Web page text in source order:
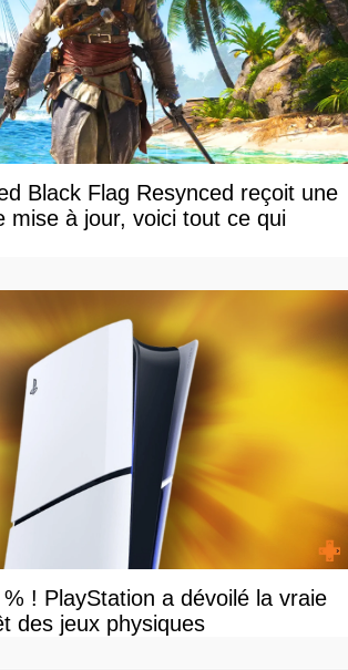
Black Flag Resynced reçoit une
mise à jour, voici tout ce qui
! PlayStation a dévoilé la vraie
des jeux physiques